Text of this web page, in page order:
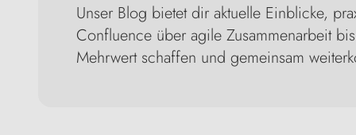
Unser Blog bietet dir aktuelle Einblicke,
Confluence über agile Zusammenarbeit
Mehrwert schaffen und gemeinsam